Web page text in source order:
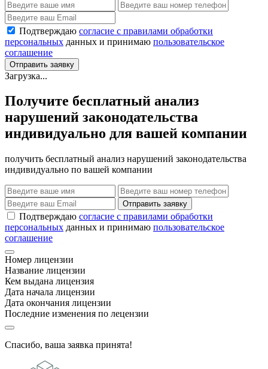
Подтверждаю согласие с правилами обработки
персональных данных и принимаю пользовательское
соглашение
Отправить заявку
Загрузка...
Получите бесплатный анализ
нарушений законодательства
индивидуально для вашей компании
получить бесплатный анализ нарушений законодательства
индивидуально по вашей компании
Отправить заявку
Подтверждаю согласие с правилами обработки
персональных данных и принимаю пользовательское
соглашение
Номер лицензии
Название лицензии
Кем выдана лицензия
Дата начала лицензии
Дата окончания лицензии
Последние изменения по лецензии
Спасибо, ваша заявка принята!